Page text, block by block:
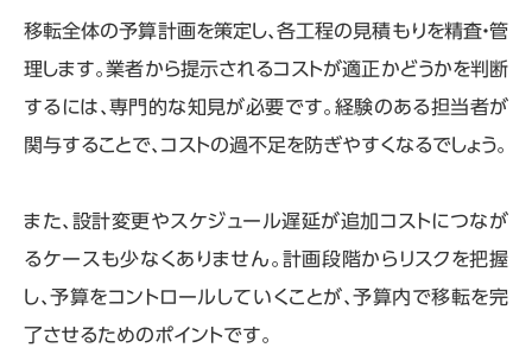
移転全体の予算計画を策定し、各工程の見積もりを精査・管
理します。業者から提示されるコストが適正かどうかを判断
するには、専門的な知見が必要です。経験のある担当者が
関与することで、コストの過不足を防ぎやすくなるでしょう。
また、設計変更やスケジュール遅延が追加コストにつなが
るケースも少なくありません。計画段階からリスクを把握
し、予算をコントロールしていくことが、予算内で移転を完
了させるためのポイントです。